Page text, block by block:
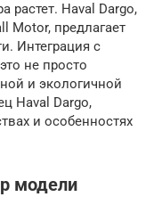
растет. Haval Dargo,
Motor, предлагает
Интеграция с
не просто
и экологичной
Haval Dargo,
и особенностях
модели